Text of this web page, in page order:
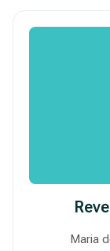
Maria